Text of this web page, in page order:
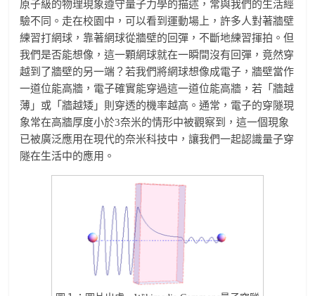
原子級的物理現象遵守量子力學的描述，常與我們的生活經
驗不同。走在校園中，可以看到運動場上，許多人對著牆壁
練習打網球，靠著網球從牆壁的回彈，不斷地練習揮拍。但
我們是否能想像，這一顆網球就在一瞬間沒有回彈，竟然穿
越到了牆壁的另一端？若我們將網球想像成電子，牆壁當作
一道位能高牆，電子確實能穿過這一道位能高牆，若「牆越
薄」或「牆越矮」則穿透的機率越高。通常，電子的穿隧現
象常在高牆厚度小於3奈米的情形中被觀察到，這一個現象
已被廣泛應用在現代的奈米科技中，讓我們一起認識量子穿
隧在生活中的應用。